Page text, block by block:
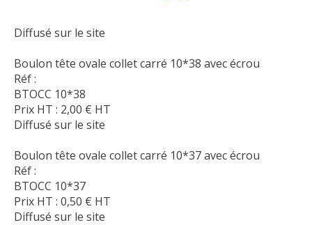
Diffusé sur le site
Boulon tête ovale collet carré 10*38 avec écrou
Réf :
BTOCC 10*38
Prix HT : 2,00 € HT
Diffusé sur le site
Boulon tête ovale collet carré 10*37 avec écrou
Réf :
BTOCC 10*37
Prix HT : 0,50 € HT
Diffusé sur le site